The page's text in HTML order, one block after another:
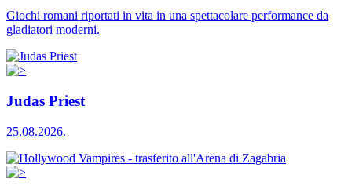
Giochi romani riportati in vita in una spettacolare performance da
gladiatori moderni.
Judas Priest
25.08.2026.